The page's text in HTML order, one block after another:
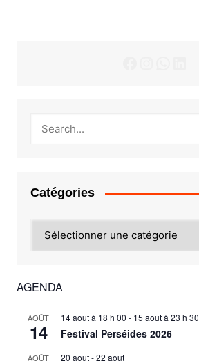
Catégories
AGENDA
AOÛT
14
14 août à 18 h 00 - 15 août à 23 h 30
Festival Perséides 2026
AOÛT 20 août-22 août